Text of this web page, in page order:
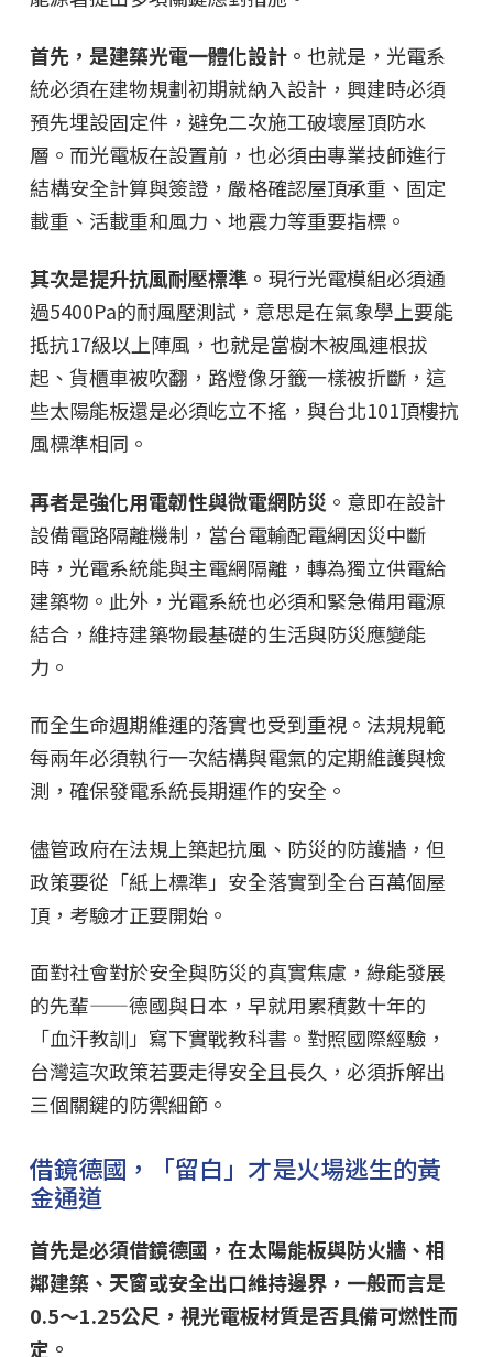
首先，是建築光電一體化設計。 也就是，光電系
統必須在建物規劃初期就納入設計，興建時必須
預先埋設固定件，避免二次施工破壞屋頂防水
層。而光電板在設置前，也必須由專業技師進行
結構安全計算與簽證，嚴格確認屋頂承重、固定
載重、活載重和風力、地震力等重要指標。
其次是提升抗風耐壓標準。 現行光電模組必須通
過5400Pa的耐風壓測試，意思是在氣象學上要能
抵抗17級以上陣風，也就是當樹木被風連根拔
起、貨櫃車被吹翻，路燈像牙籤一樣被折斷，這
些太陽能板還是必須屹立不搖，與台北101頂樓抗
風標準相同。
再者是強化用電韌性與微電網防災 。意即在設計
設備電路隔離機制，當台電輸配電網因災中斷
時，光電系統能與主電網隔離，轉為獨立供電給
建築物。此外，光電系統也必須和緊急備用電源
結合，維持建築物最基礎的生活與防災應變能
力。
而全生命週期維運的落實也受到重視。法規規範
每兩年必須執行一次結構與電氣的定期維護與檢
測，確保發電系統長期運作的安全。
儘管政府在法規上築起抗風、防災的防護牆，但
政策要從「紙上標準」安全落實到全台百萬個屋
頂，考驗才正要開始。
面對社會對於安全與防災的真實焦慮，綠能發展
的先輩——德國與日本，早就用累積數十年的
「血汗教訓」寫下實戰教科書。對照國際經驗，
台灣這次政策若要走得安全且長久，必須拆解出
三個關鍵的防禦細節。
借鏡德國，「留白」才是火場逃生的黃
金通道
首先是必須借鏡德國，在太陽能板與防火牆、相
鄰建築、天窗或安全出口維持邊界，一般而言是
0.5～1.25公尺，視光電板材質是否具備可燃性而
定。